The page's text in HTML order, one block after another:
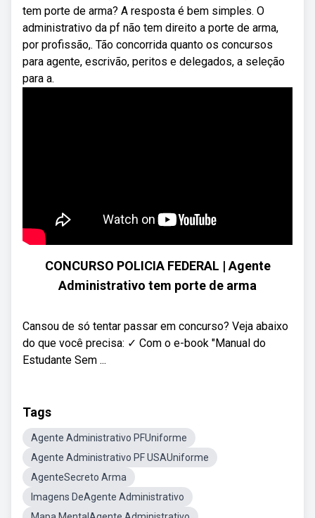
tem porte de arma? A resposta é bem simples. O
administrativo da pf não tem direito a porte de arma,
por profissão,. Tão concorrida quanto os concursos
para agente, escrivão, peritos e delegados, a seleção
para a.
CONCURSO POLICIA FEDERAL | Agente
Administrativo tem porte de arma
Cansou de só tentar passar em concurso? Veja abaixo
do que você precisa: ✓ Com o e-book "Manual do
Estudante Sem ...
Tags
Agente Administrativo PFUniforme
Agente Administrativo PF USAUniforme
AgenteSecreto Arma
Imagens DeAgente Administrativo